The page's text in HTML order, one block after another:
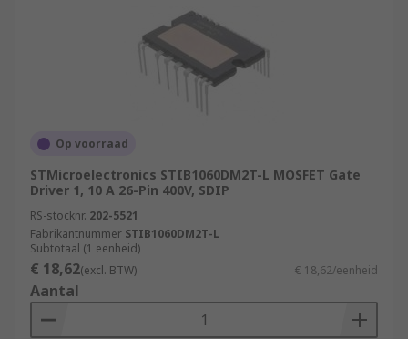
Op voorraad
STMicroelectronics STIB1060DM2T-L MOSFET Gate
Driver 1, 10 A 26-Pin 400V, SDIP
RS-stocknr. 202-5521
Fabrikantnummer STIB1060DM2T-L
Subtotaal (1 eenheid)
€ 18,62(excl. BTW) € 18,62/eenheid
Aantal